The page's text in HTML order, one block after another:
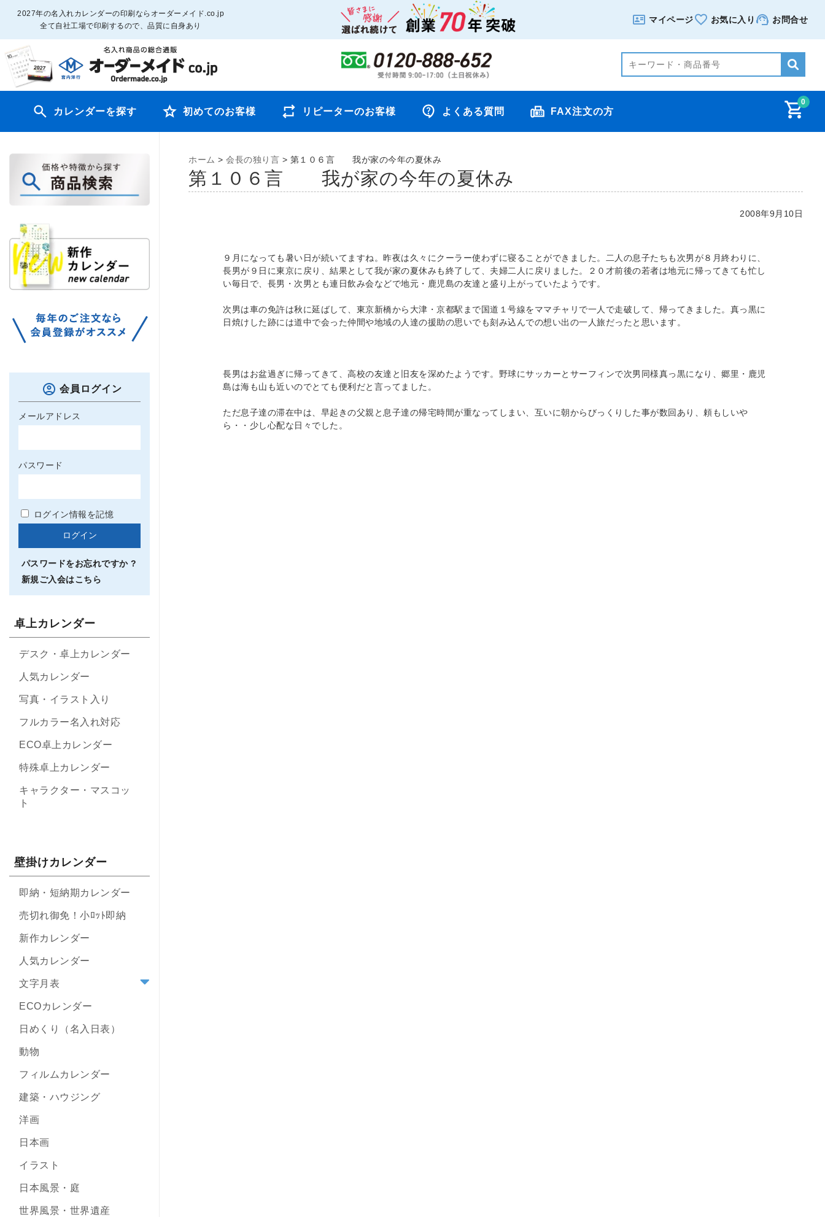
2027年の名入れカレンダーの印刷ならオーダーメイド.co.jp
全て自社工場で印刷するので、品質に自身あり
マイページ お気に入り お問合せ
0
カレンダーを探す 初めてのお客様 リピーターのお客様 よくある質問 FAX注文の方
ホーム > 会長の独り言 > 第１０６言 我が家の今年の夏休み
第１０６言 我が家の今年の夏休み
2008年9月10日
９月になっても暑い日が続いてますね。昨夜は久々にクーラー使わずに寝ることができました。二人の息子たちも次男が８月終わりに、
長男が９日に東京に戻り、結果として我が家の夏休みも終了して、夫婦二人に戻りました。２０才前後の若者は地元に帰ってきても忙し
い毎日で、長男・次男とも連日飲み会などで地元・鹿児島の友達と盛り上がっていたようです。
次男は車の免許は秋に延ばして、東京新橋から大津・京都駅まで国道１号線をママチャリで一人で走破して、帰ってきました。真っ黒に
日焼けした跡には道中で会った仲間や地域の人達の援助の思いでも刻み込んでの想い出の一人旅だったと思います。
長男はお盆過ぎに帰ってきて、高校の友達と旧友を深めたようです。野球にサッカーとサーフィンで次男同様真っ黒になり、郷里・鹿児
島は海も山も近いのでとても便利だと言ってました。
ただ息子達の滞在中は、早起きの父親と息子達の帰宅時間が重なってしまい、互いに朝からびっくりした事が数回あり、頼もしいや
ら・・少し心配な日々でした。
会員ログイン
メールアドレス
パスワード
ログイン情報を記憶
パスワードをお忘れですか ?
新規ご入会はこちら
卓上カレンダー
デスク・卓上カレンダー
人気カレンダー
写真・イラスト入り
フルカラー名入れ対応
ECO卓上カレンダー
特殊卓上カレンダー
キャラクター・マスコッ
ト
壁掛けカレンダー
即納・短納期カレンダー
売切れ御免！小ﾛｯﾄ即納
新作カレンダー
人気カレンダー
文字月表
ECOカレンダー
日めくり（名入日表）
動物
フィルムカレンダー
建築・ハウジング
洋画
日本画
イラスト
日本風景・庭
世界風景・世界遺産